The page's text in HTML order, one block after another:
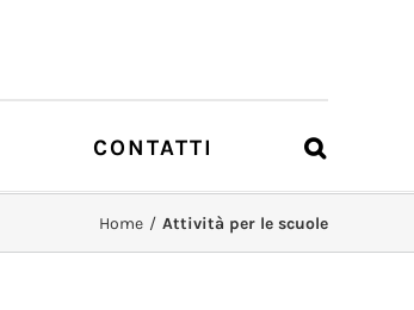
CONTATTI
Home / Attività per le scuole